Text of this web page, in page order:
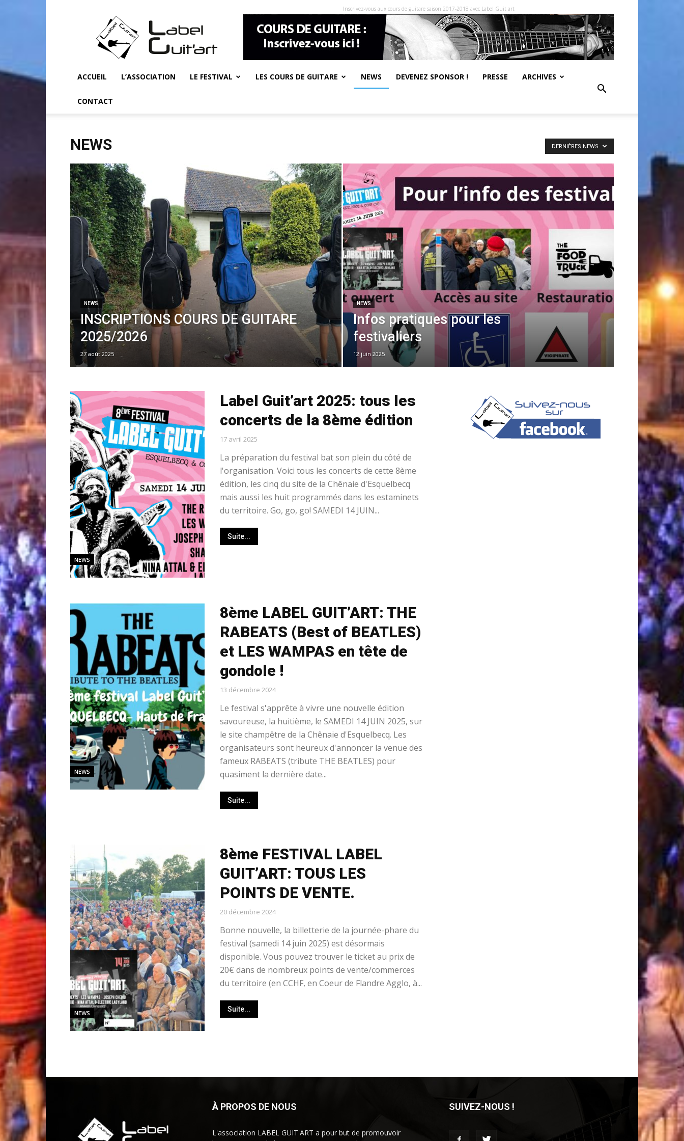
Label
Guit'art
Inscrivez-vous aux cours de guitare saison 2017-2018 avec Label Guit art
ACCUEIL L’ASSOCIATION LE FESTIVAL LES COURS DE GUITARE NEWS DEVENEZ SPONSOR ! PRESSE ARCHIVES
CONTACT
NEWS DERNIÈRES NEWS
NEWS
INSCRIPTIONS COURS DE GUITARE
2025/2026
27 août 2025
NEWS
Infos pratiques pour les
festivaliers
12 juin 2025
NEWS
Label Guit’art 2025: tous les
concerts de la 8ème édition
17 avril 2025
La préparation du festival bat son plein du côté de
l'organisation. Voici tous les concerts de cette 8ème
édition, les cinq du site de la Chênaie d'Esquelbecq
mais aussi les huit programmés dans les estaminets
du territoire. Go, go, go! SAMEDI 14 JUIN...
Suite...
NEWS
8ème LABEL GUIT’ART: THE
RABEATS (Best of BEATLES)
et LES WAMPAS en tête de
gondole !
13 décembre 2024
Le festival s'apprête à vivre une nouvelle édition
savoureuse, la huitième, le SAMEDI 14 JUIN 2025, sur
le site champêtre de la Chênaie d'Esquelbecq. Les
organisateurs sont heureux d'annoncer la venue des
fameux RABEATS (tribute THE BEATLES) pour
quasiment la dernière date...
Suite...
NEWS
8ème FESTIVAL LABEL
GUIT’ART: TOUS LES
POINTS DE VENTE.
20 décembre 2024
Bonne nouvelle, la billetterie de la journée-phare du
festival (samedi 14 juin 2025) est désormais
disponible. Vous pouvez trouver le ticket au prix de
20€ dans de nombreux points de vente/commerces
du territoire (en CCHF, en Coeur de Flandre Agglo, à...
Suite...
À PROPOS DE NOUS
L'association LABEL GUIT'ART a pour but de promouvoir
SUIVEZ-NOUS !